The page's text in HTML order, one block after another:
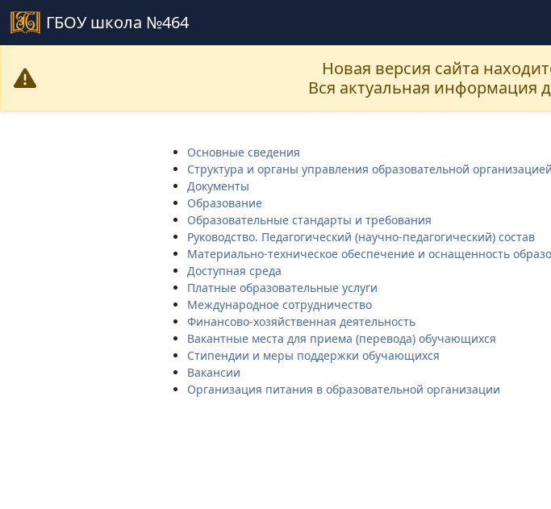
ГБОУ школа №464
Новая версия сайта
Вся актуальная информация
Основные сведения
Структура и органы управления образовательной организацией
Документы
Образование
Образовательные стандарты и требования
Руководство. Педагогический (научно-педагогический) состав
Материально-техническое обеспечение и оснащенность
Доступная среда
Платные образовательные услуги
Международное сотрудничество
Финансово-хозяйственная деятельность
Вакантные места для приема (перевода) обучающихся
Стипендии и меры поддержки обучающихся
Вакансии
Организация питания в образовательной организации